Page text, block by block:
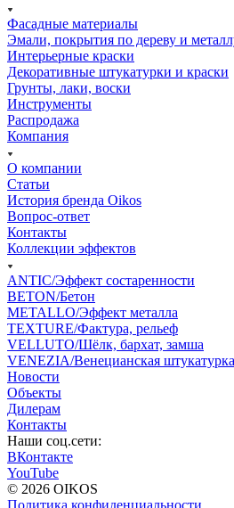
Фасадные материалы
Эмали, покрытия по дереву и
Интерьерные краски
Декоративные штукатурки и краски
Грунты, лаки, воски
Инструменты
Распродажа
Компания
О компании
Статьи
История бренда Oikos
Вопрос-ответ
Контакты
Коллекции эффектов
ANTIC/Эффект состаренности
BETON/Бетон
METALLO/Эффект металла
TEXTURE/Фактура, рельеф
VELLUTO/Шёлк, бархат, замша
VENEZIA/Венецианская штукатурка
Новости
Объекты
Дилерам
Контакты
Наши соц.сети:
ВКонтакте
YouTube
© 2026 OIKOS
Политика конфиденциальности